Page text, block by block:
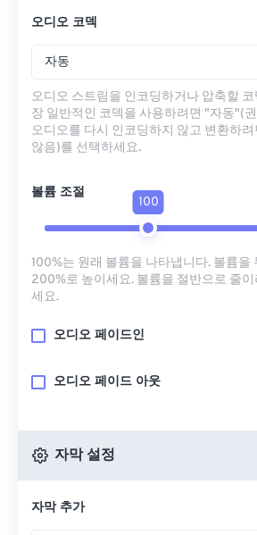
오디오 코덱
자동
오디오 스트림을 인코딩하거나 압축할
장 일반적인 코덱을 사용하려면 "자동"(
오디오를 다시 인코딩하지 않고 변환하
않음)를 선택하세요.
볼륨 조절
100
100%는 원래 볼륨을 나타냅니다. 볼륨을
200%로 높이세요. 볼륨을 절반으로 줄
세요.
오디오 페이드인
오디오 페이드 아웃
자막 설정
자막 추가